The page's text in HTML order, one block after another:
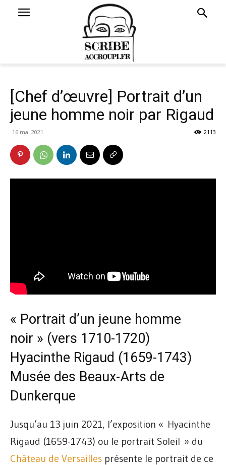
[Chef d’œuvre] Portrait d’un
jeune homme noir par Rigaud
16 mai 2021 2113
« Portrait d’un jeune homme
noir » (vers 1710-1720)
Hyacinthe Rigaud (1659-1743)
Musée des Beaux-Arts de
Dunkerque
Jusqu’au 13 juin 2021, l’exposition « Hyacinthe
Rigaud (1659-1743) ou le portrait Soleil » du
Château de Versailles présente le portrait de ce